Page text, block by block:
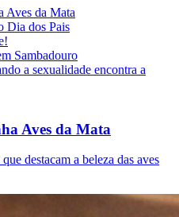
Aves da Mata
Dia dos Pais
Sambadouro
a sexualidade encontra a
Aves da Mata
destacam a beleza das aves